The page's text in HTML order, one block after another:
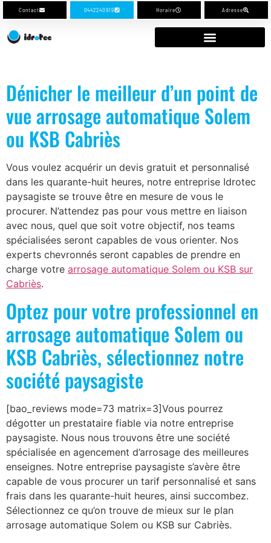
Contact 0442240919 Horaire Adresse
Dénicher le meilleur d’un point de
vue arrosage automatique Solem
ou KSB Cabriès
Vous voulez acquérir un devis gratuit et personnalisé
dans les quarante-huit heures, notre entreprise Idrotec
paysagiste se trouve être en mesure de vous le
procurer. N’attendez pas pour vous mettre en liaison
avec nous, quel que soit votre objectif, nos teams
spécialisées seront capables de vous orienter. Nos
experts chevronnés seront capables de prendre en
charge votre arrosage automatique Solem ou KSB sur
Cabriès.
Optez pour votre professionnel en
arrosage automatique Solem ou
KSB Cabriès, sélectionnez notre
société paysagiste
[bao_reviews mode=73 matrix=3]Vous pourrez
dégotter un prestataire fiable via notre entreprise
paysagiste. Nous nous trouvons être une société
spécialisée en agencement d’arrosage des meilleures
enseignes. Notre entreprise paysagiste s’avère être
capable de vous procurer un tarif personnalisé et sans
frais dans les quarante-huit heures, ainsi succombez.
Sélectionnez ce qu’on trouve de mieux sur le plan
arrosage automatique Solem ou KSB sur Cabriès.